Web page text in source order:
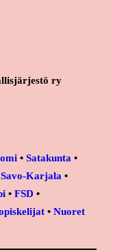
ry
• Satakunta •
Savo-Karjala •
• FSD •
• Nuoret